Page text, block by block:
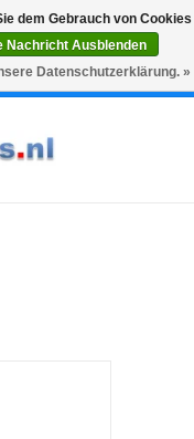
0 Artikel - €0,00
dem Gebrauch von Cookies
Nachricht Ausblenden
Datenschutzerklärung. »